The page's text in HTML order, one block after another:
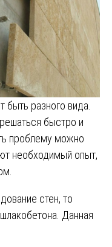
быть разного вида.
быстро и
проблему можно
необходимый опыт,
стен, то
Данная